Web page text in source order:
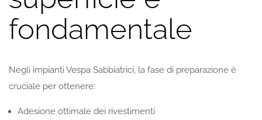
fondamentale
Negli impianti Vespa Sabbiatrici, la fase di preparazione è
cruciale per ottenere:
Adesione ottimale dei rivestimenti